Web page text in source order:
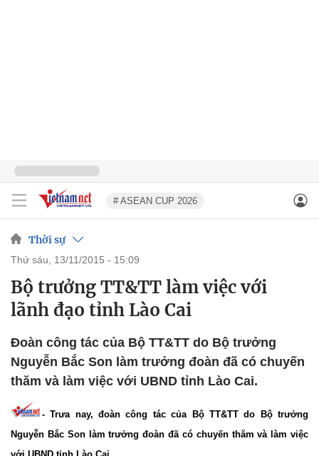
# ASEAN CUP 2026
Thời sự
thứ sáu, 13/11/2015 - 15:09
Bộ trưởng TT&TT làm việc với
lãnh đạo tỉnh Lào Cai
Đoàn công tác của Bộ TT&TT do Bộ trưởng
Nguyễn Bắc Son làm trưởng đoàn đã có chuyến
thăm và làm việc với UBND tỉnh Lào Cai.
- Trưa nay, đoàn công tác của Bộ TT&TT do Bộ trưởng
Nguyễn Bắc Son làm trưởng đoàn đã có chuyến thăm và làm việc